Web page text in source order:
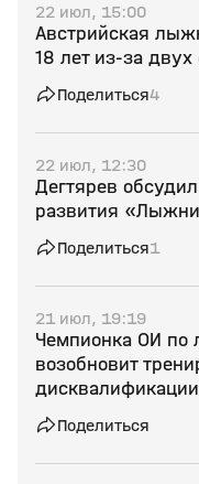
22 июл, 15:00
Австрийская
18 лет из‑за
Поделиться4
22 июл, 12:30
Дегтярев
развития
Поделиться1
21 июл, 19:19
Чемпионка ОИ по
возобновит
Поделиться